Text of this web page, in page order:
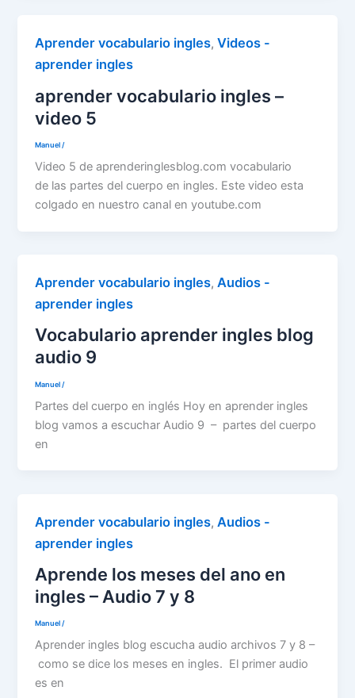
Aprender vocabulario ingles,Videos -
aprender ingles
aprender vocabulario ingles –
video 5
Manuel/
Video 5 de aprenderinglesblog.com vocabulario
de las partes del cuerpo en ingles. Este video esta
colgado en nuestro canal en youtube.com
Aprender vocabulario ingles,Audios -
aprender ingles
Vocabulario aprender ingles blog
audio 9
Manuel/
Partes del cuerpo en inglés Hoy en aprender ingles
blog vamos a escuchar Audio 9 – partes del cuerpo
en
Aprender vocabulario ingles,Audios -
aprender ingles
Aprende los meses del ano en
ingles – Audio 7 y 8
Manuel/
Aprender ingles blog escucha audio archivos 7 y 8 –
como se dice los meses en ingles. El primer audio
es en